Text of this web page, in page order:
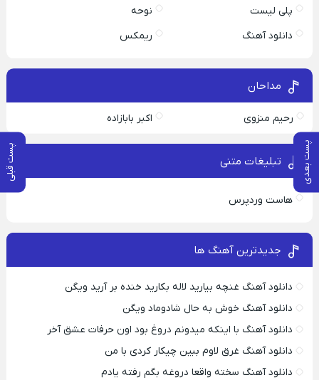
پست بعدی پست قبلی
پلی لیست
نوحه
دانلود آهنگ
ریمکس
مداحان
رحیم منزوی اکبر بابازاده
تبلیغات متنی
هاست وردپرس
جدیدترین آهنگ ها
دانلود آهنگ غنچه بیارید لاله بکارید خنده بر آرید ویگن
دانلود آهنگ خوش به حال شادوماد ویگن
دانلود آهنگ با اینکه میدونم دروغ بود اون حرفات عشق آخر
دانلود آهنگ غرق لاوم ببین چیکار کردی با من
دانلود آهنگ سخته واقعا دروغه بگم رفته یادم